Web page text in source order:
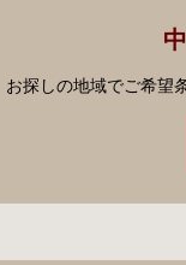
お探しの地域でご希望